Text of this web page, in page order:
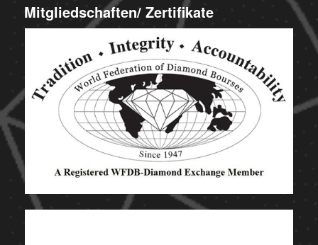
Mitgliedschaften/ Zertifikate